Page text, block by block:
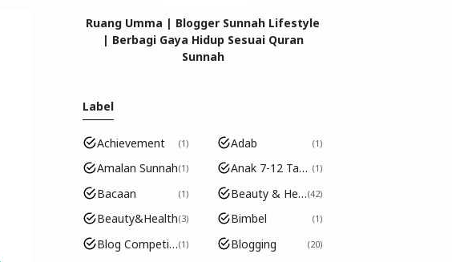
Ruang Umma | Blogger Sunnah Lifestyle
| Berbagi Gaya Hidup Sesuai Quran
Sunnah
Label
Achievement 1 Adab 1
Amalan Sunnah 1 Anak 7-12 Tahun 1
Bacaan 1 Beauty & Health 42
Beauty&Health 3 Bimbel 1
Blog Competition 1 Blogging 20